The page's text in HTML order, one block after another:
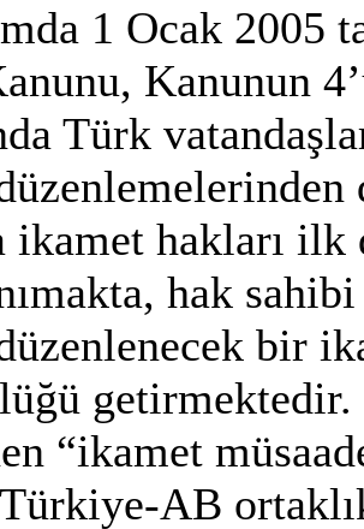
1 Ocak 2005
Kanunun
Türk
ikamet hakları
hak
bir
“ikamet
AB